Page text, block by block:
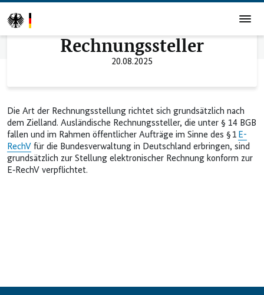
Ausländische Rechnungssteller
Rechnungssteller
20.08.2025
Die Art der Rechnungsstellung richtet sich grundsätzlich nach
dem Zielland. Ausländische Rechnungssteller, die unter § 14 BGB
fallen und im Rahmen öffentlicher Aufträge im Sinne des § 1 E-
RechV für die Bundesverwaltung in Deutschland erbringen, sind
grundsätzlich zur Stellung elektronischer Rechnung konform zur
E‑RechV verpflichtet.